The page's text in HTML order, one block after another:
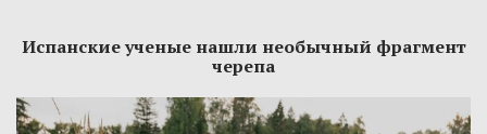
Испанские ученые нашли необычный фрагмент
черепа